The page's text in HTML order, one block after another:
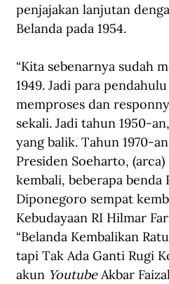
penjajakan lanjutan
Belanda pada 1954.
“Kita sebenarnya sudah
1949. Jadi para
memproses dan
sekali. Jadi tahun 1950-
yang balik. Tahun 1970-
Presiden Soeharto,
kembali, beberapa benda
Diponegoro sempat
Kebudayaan RI Hilmar
“Belanda Kembalikan
tapi Tak Ada Ganti Rugi
akun Youtube Akbar